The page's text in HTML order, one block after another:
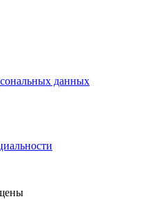
данных